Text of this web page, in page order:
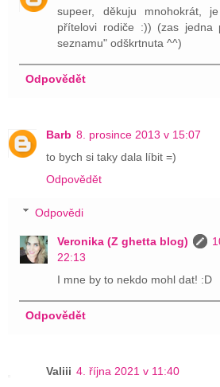
supeer, děkuju mnohokrát,
přítelovi rodiče :)) (zas jedna
seznamu" odškrtnuta ^^)
Odpovědět
Barb 8. prosince 2013 v 15:07
to bych si taky dala líbit =)
Odpovědět
Odpovědi
Veronika (Z ghetta blog)
22:13
I mne by to nekdo mohl dat! :D
Odpovědět
Valiii 4. října 2021 v 11:40